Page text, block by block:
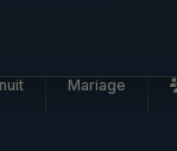
Mariage